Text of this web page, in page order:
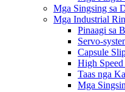
Mga Singsing sa
Mga Industrial
Pinaagi sa
Servo-
Capsule
High
Taas nga
Mga